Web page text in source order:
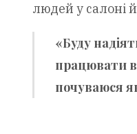
людей у салоні
«Буду
працювати
почуваюся